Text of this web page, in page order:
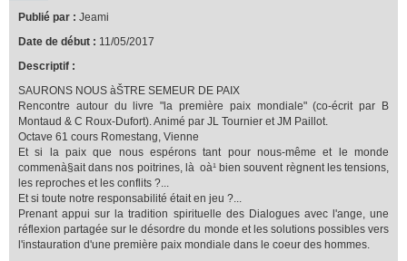
Publié par : Jeami
Date de début : 11/05/2017
Descriptif :
SAURONS NOUS àŠTRE SEMEUR DE PAIX
Rencontre autour du livre "la première paix mondiale" (co-écrit par B
Montaud & C Roux-Dufort). Animé par JL Tournier et JM Paillot.
Octave 61 cours Romestang, Vienne
Et si la paix que nous espérons tant pour nous-même et le monde
commenà§ait dans nos poitrines, là oà¹ bien souvent règnent les tensions,
les reproches et les conflits ?...
Et si toute notre responsabilité était en jeu ?...
Prenant appui sur la tradition spirituelle des Dialogues avec l'ange, une
réflexion partagée sur le désordre du monde et les solutions possibles vers
l'instauration d'une première paix mondiale dans le coeur des hommes.